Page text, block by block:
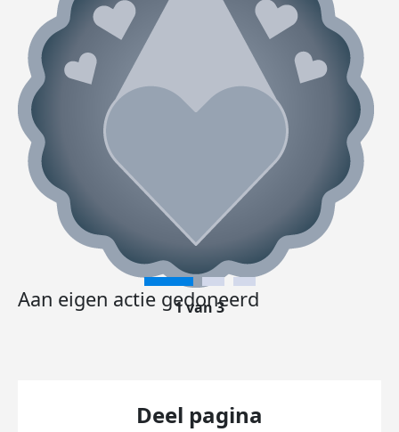
Aan eigen actie gedoneerd
1 van 3
Deel pagina